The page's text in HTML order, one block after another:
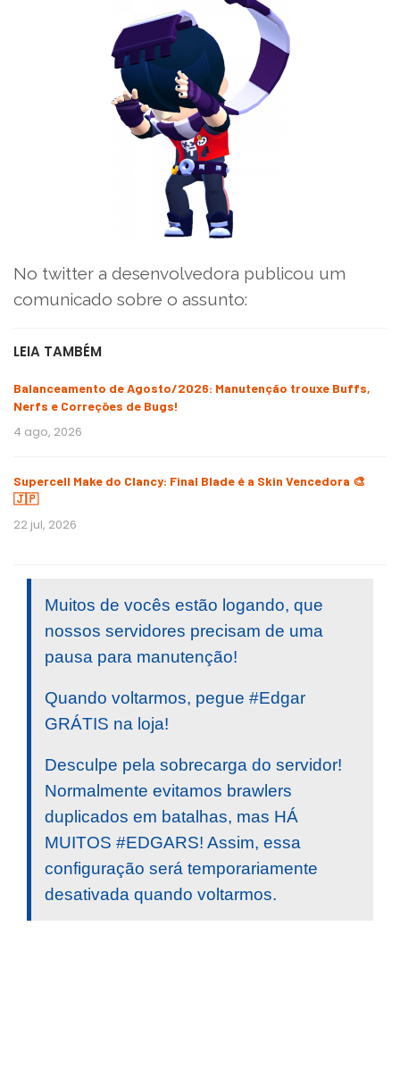
No twitter a desenvolvedora publicou um
comunicado sobre o assunto:
LEIA TAMBÉM
Balanceamento de Agosto/2026: Manutenção trouxe Buffs,
Nerfs e Correções de Bugs!
4 ago, 2026
Supercell Make do Clancy: Final Blade é a Skin Vencedora 🎨
🇯🇵
22 jul, 2026
Muitos de vocês estão logando, que
nossos servidores precisam de uma
pausa para manutenção!
Quando voltarmos, pegue #Edgar
GRÁTIS na loja!
Desculpe pela sobrecarga do servidor!
Normalmente evitamos brawlers
duplicados em batalhas, mas HÁ
MUITOS #EDGARS! Assim, essa
configuração será temporariamente
desativada quando voltarmos.